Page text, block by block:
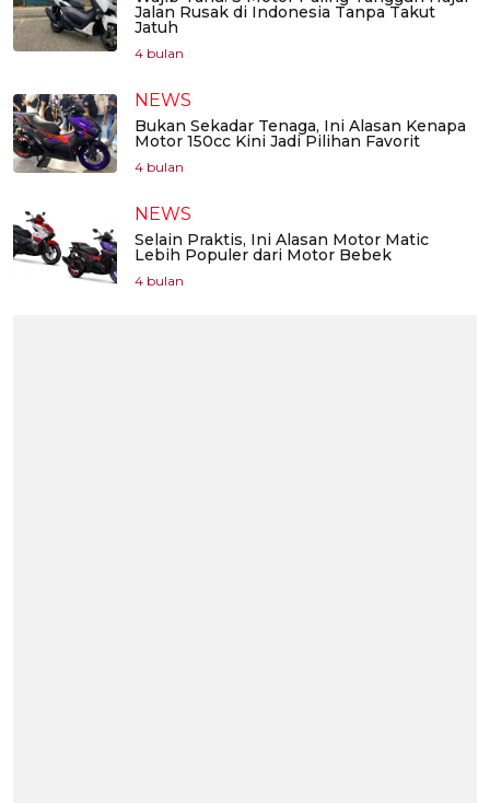
Jalan Rusak di Indonesia Tanpa Takut
Jatuh
4 bulan
NEWS
Bukan Sekadar Tenaga, Ini Alasan Kenapa
Motor 150cc Kini Jadi Pilihan Favorit
4 bulan
NEWS
Selain Praktis, Ini Alasan Motor Matic
Lebih Populer dari Motor Bebek
4 bulan